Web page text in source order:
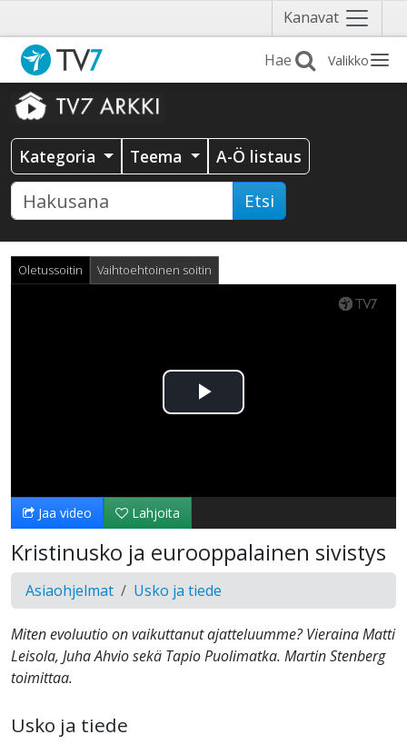
Kanavat Näytä
valikko
Valikko
Kategoria Teema A-Ö listaus
Etsi
Oletussoitin Vaihtoehtoinen soitin
Toista
Jaa video Lahjoita
Kristinusko ja eurooppalainen sivistys
Asiaohjelmat Usko ja tiede
Miten evoluutio on vaikuttanut ajatteluumme? Vieraina Matti
Leisola, Juha Ahvio sekä Tapio Puolimatka. Martin Stenberg
toimittaa.
Usko ja tiede